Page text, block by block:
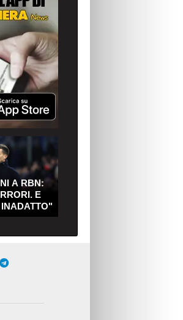
A RBN:
E